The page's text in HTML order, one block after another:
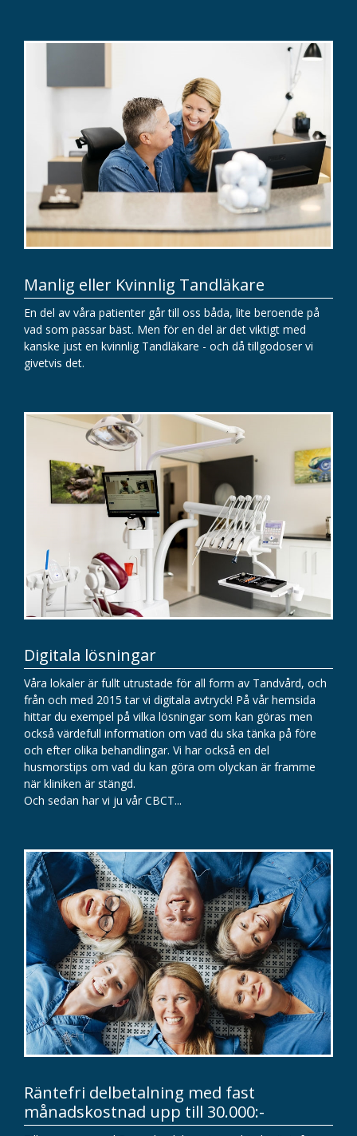
Manlig eller Kvinnlig Tandläkare
En del av våra patienter går till oss båda, lite beroende på
vad som passar bäst. Men för en del är det viktigt med
kanske just en kvinnlig Tandläkare - och då tillgodoser vi
givetvis det.
Digitala lösningar
Våra lokaler är fullt utrustade för all form av Tandvård, och
från och med 2015 tar vi digitala avtryck! På vår hemsida
hittar du exempel på vilka lösningar som kan göras men
också värdefull information om vad du ska tänka på före
och efter olika behandlingar. Vi har också en del
husmorstips om vad du kan göra om olyckan är framme
när kliniken är stängd.
Och sedan har vi ju vår CBCT...
Räntefri delbetalning med fast
månadskostnad upp till 30.000:-